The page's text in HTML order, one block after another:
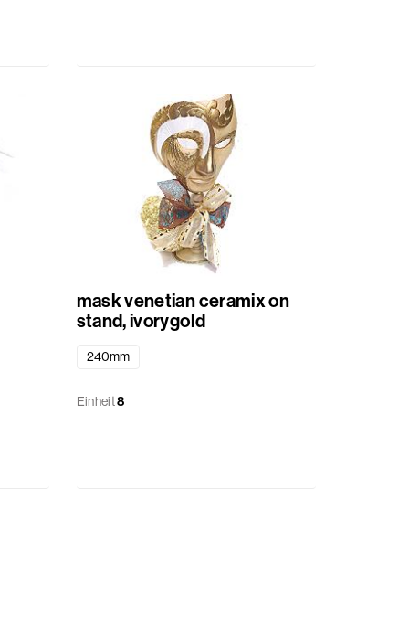
mask venetian ceramix on
stand, ivorygold
240mm
Einheit8